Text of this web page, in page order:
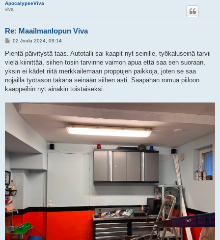
ApocalypseViva
viva
Re: Maailmanlopun Viva
V
e
t
i
02 Joulu 2024, 09:14
Pientä päivitystä taas. Autotalli sai kaapit nyt seinille, työkaluseinä tarvii
vielä kiinittää, siihen tosin tarvinne vaimon apua että saa sen suoraan,
yksin ei kädet riitä merkkailemaan proppujen paikkoja, joten se saa
nojailla työtason takana seinään siihen asti. Saapahan romua piiloon
kaappeihin nyt ainakin toistaiseksi.